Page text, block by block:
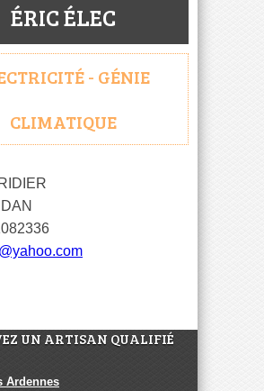
ÉRIC ÉLEC
- GÉNIE
CLIMATIQUE
UN ARTISAN QUALIFIÉ
Ardennes